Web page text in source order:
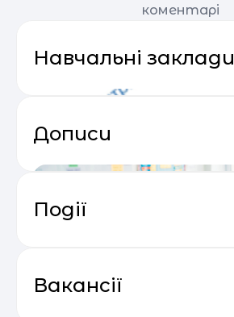
коментарі
Навчальні заклади
Дописи
Події
продають
Вакансії